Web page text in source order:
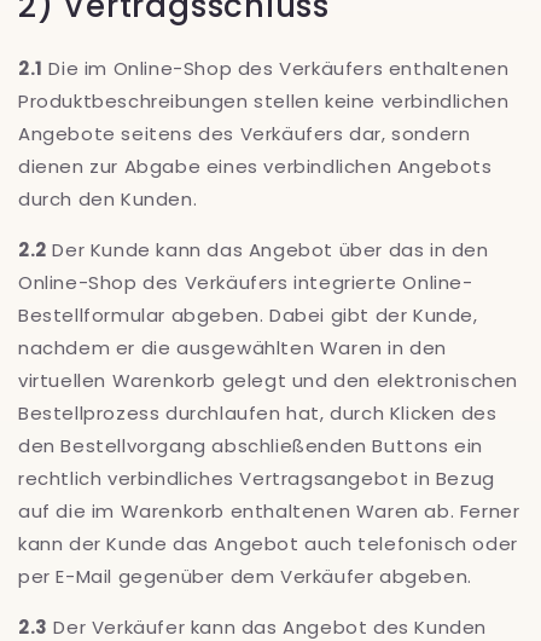
2.1 Die im Online-Shop des Verkäufers enthaltenen
Produktbeschreibungen stellen keine verbindlichen
Angebote seitens des Verkäufers dar, sondern
dienen zur Abgabe eines verbindlichen Angebots
durch den Kunden.
2.2 Der Kunde kann das Angebot über das in den
Online-Shop des Verkäufers integrierte Online-
Bestellformular abgeben. Dabei gibt der Kunde,
nachdem er die ausgewählten Waren in den
virtuellen Warenkorb gelegt und den elektronischen
Bestellprozess durchlaufen hat, durch Klicken des
den Bestellvorgang abschließenden Buttons ein
rechtlich verbindliches Vertragsangebot in Bezug
auf die im Warenkorb enthaltenen Waren ab. Ferner
kann der Kunde das Angebot auch telefonisch oder
per E-Mail gegenüber dem Verkäufer abgeben.
2.3 Der Verkäufer kann das Angebot des Kunden